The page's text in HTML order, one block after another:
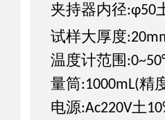
夹持器内径:φ50
试样大厚度
温度计范围
量筒:1000mL(精
电源:Ac220V土